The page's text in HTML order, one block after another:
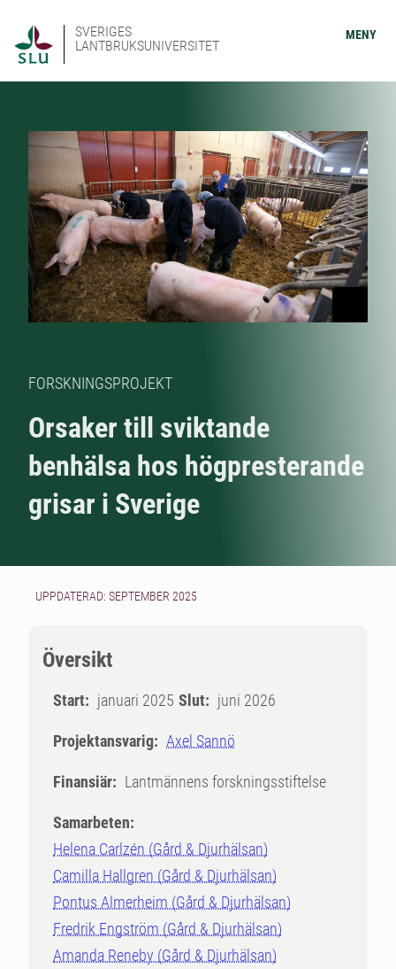
SVERIGES
LANTBRUKSUNIVERSITET
MENY
FORSKNINGSPROJEKT
Orsaker till sviktande
benhälsa hos högpresterande
grisar i Sverige
UPPDATERAD: SEPTEMBER 2025
Översikt
Start: januari 2025 Slut: juni 2026
Projektansvarig: Axel Sannö
Finansiär: Lantmännens forskningsstiftelse
Samarbeten:
Helena Carlzén (Gård & Djurhälsan)
Camilla Hallgren (Gård & Djurhälsan)
Pontus Almerheim (Gård & Djurhälsan)
Fredrik Engström (Gård & Djurhälsan)
Amanda Reneby (Gård & Djurhälsan)